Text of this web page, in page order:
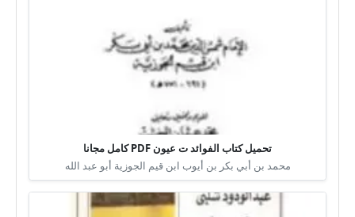
تحميل كتاب الفوائد ت عيون PDF كامل مجانا
محمد بن أبي بكر بن أيوب ابن قيم الجوزية أبو عبد الله